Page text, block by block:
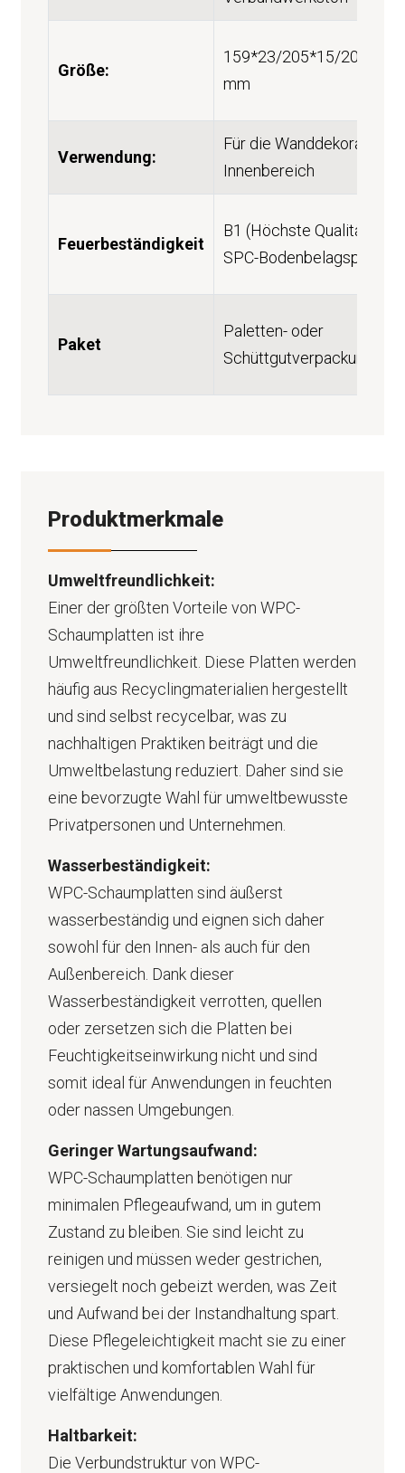
Größe:
159*23/205*15/205*27/
mm
Verwendung:
Für die Wanddekoration
Innenbereich
Feuerbeständigkeit
B1 (Höchste
SPC-
Paket
Paletten- oder
Schüttgutverpackung
Produktmerkmale
Umweltfreundlichkeit:
Einer der größten Vorteile von WPC-
Schaumplatten ist ihre
Umweltfreundlichkeit. Diese Platten werden
häufig aus Recyclingmaterialien hergestellt
und sind selbst recycelbar, was zu
nachhaltigen Praktiken beiträgt und die
Umweltbelastung reduziert. Daher sind sie
eine bevorzugte Wahl für umweltbewusste
Privatpersonen und Unternehmen.
Wasserbeständigkeit:
WPC-Schaumplatten sind äußerst
wasserbeständig und eignen sich daher
sowohl für den Innen- als auch für den
Außenbereich. Dank dieser
Wasserbeständigkeit verrotten, quellen
oder zersetzen sich die Platten bei
Feuchtigkeitseinwirkung nicht und sind
somit ideal für Anwendungen in feuchten
oder nassen Umgebungen.
Geringer Wartungsaufwand:
WPC-Schaumplatten benötigen nur
minimalen Pflegeaufwand, um in gutem
Zustand zu bleiben. Sie sind leicht zu
reinigen und müssen weder gestrichen,
versiegelt noch gebeizt werden, was Zeit
und Aufwand bei der Instandhaltung spart.
Diese Pflegeleichtigkeit macht sie zu einer
praktischen und komfortablen Wahl für
vielfältige Anwendungen.
Haltbarkeit:
Die Verbundstruktur von WPC-